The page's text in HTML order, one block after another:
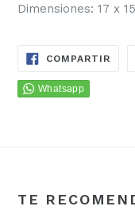
Dimensiones: 17 x
COMPARTIR
TE